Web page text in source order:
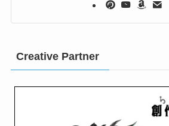
Creative Partner